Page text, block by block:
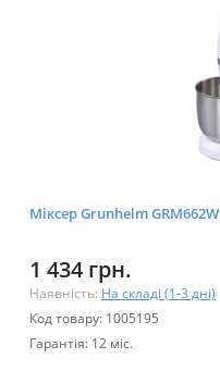
Міксер Grunhelm GRM662W
1 434 грн.
Наявність: На складі (1-3 дні)
Код товару: 1005195
Гарантія: 12 міс.